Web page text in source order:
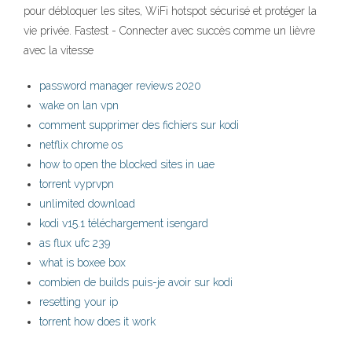
pour débloquer les sites, WiFi hotspot sécurisé et protéger la
vie privée. Fastest - Connecter avec succès comme un lièvre
avec la vitesse
password manager reviews 2020
wake on lan vpn
comment supprimer des fichiers sur kodi
netflix chrome os
how to open the blocked sites in uae
torrent vyprvpn
unlimited download
kodi v15.1 téléchargement isengard
as flux ufc 239
what is boxee box
combien de builds puis-je avoir sur kodi
resetting your ip
torrent how does it work